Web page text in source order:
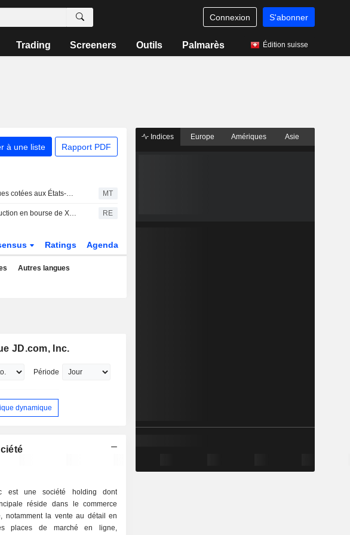
Connexion S'abonner
Trading Screeners Outils Palmarès Édition suisse
à une liste Rapport PDF
Les actions asiatiques cotées aux États-Unis sous forme d'ADR chutent lourdement lors de la séance de mardi MT
Les projets d'introduction en bourse de Xiaohongshu à Hong Kong sous surveillance après une plainte sur sa structure d'entreprise RE
Ratings Agenda
Autres langues
JD.com, Inc.
Période
dynamique
est une société holding dont
réside dans le commerce
notamment la vente au détail en
places de marché en ligne,
Indices Europe Amériques Asie